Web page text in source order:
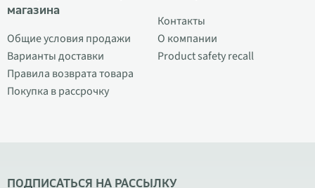
магазина
Общие условия продажи
Варианты доставки
Правила возврата товара
Покупка в рассрочку
Контакты
О компании
Product safety recall
ПОДПИСАТЬСЯ НА РАССЫЛКУ